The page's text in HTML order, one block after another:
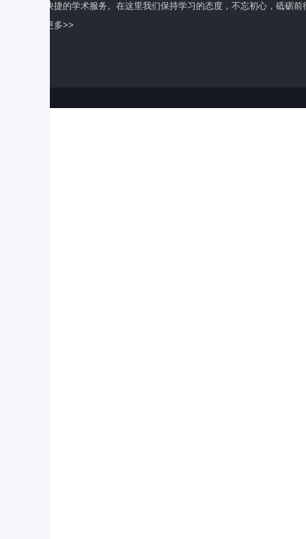
全面快捷的学术服务。在这里我们保持学习的态度，不忘初心，砥砺前
了解更多>>